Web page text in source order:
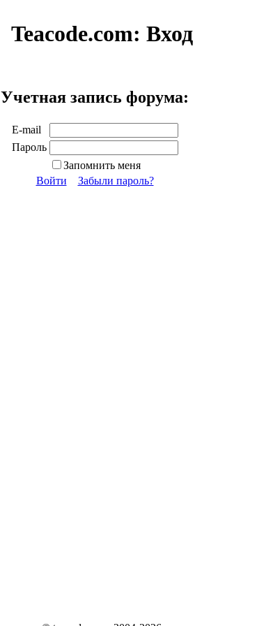
Teacode.com: Вход
Учетная запись форума:
E-mail
Пароль
Запомнить меня
Войти
Забыли пароль?